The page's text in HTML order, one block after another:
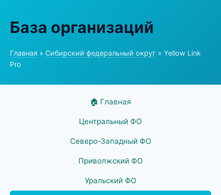
База организаций
Главная » Сибирский федеральный округ » Yellow Link
Pro
🏠 Главная
Центральный ФО
Северо-Западный ФО
Приволжский ФО
Уральский ФО